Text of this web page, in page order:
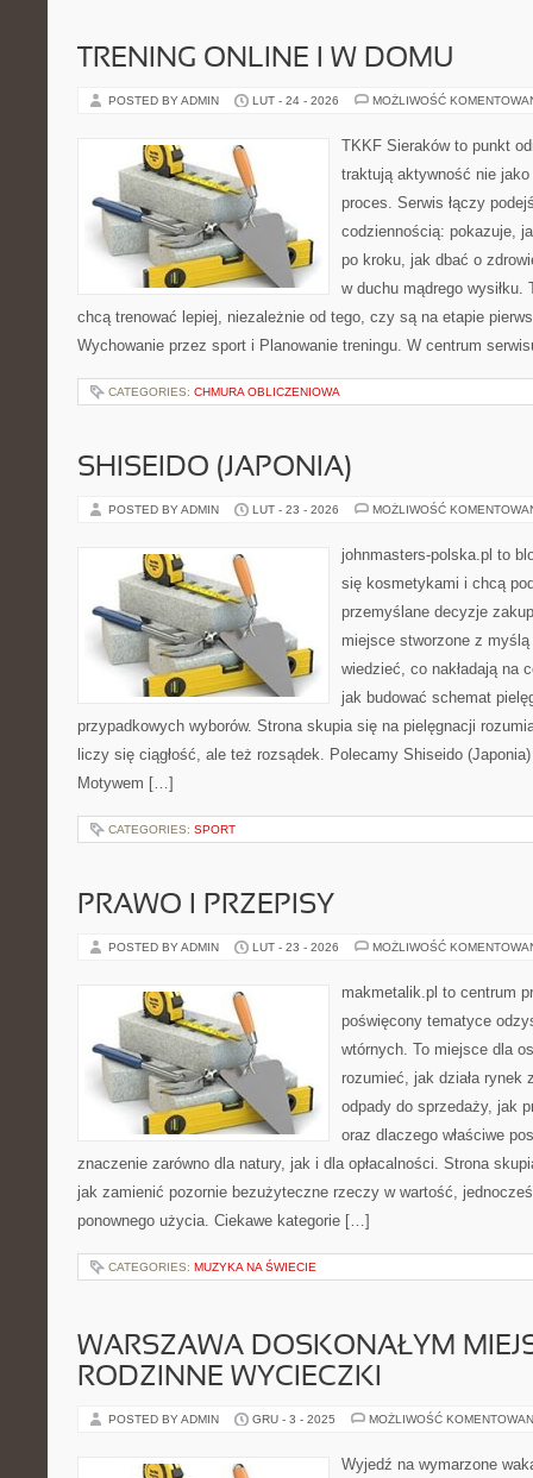
TRENING ONLINE I W DOMU
POSTED BY ADMIN LUT - 24 - 2026 MOŻLIWOŚĆ
TKKF Sieraków to punkt
traktują aktywność nie
proces. Serwis łączy
codziennością: pokazuje,
po kroku, jak dbać o
w duchu mądrego
chcą trenować lepiej, niezależnie od tego, czy są na etapie
Wychowanie przez sport i Planowanie treningu. W centrum
CATEGORIES: CHMURA OBLICZENIOWA
SHISEIDO (JAPONIA)
POSTED BY ADMIN LUT - 23 - 2026 MOŻLIWOŚĆ
johnmasters-polska.pl to
się kosmetykami i chcą
przemyślane decyzje
miejsce stworzone z
wiedzieć, co nakładają na
jak budować schemat
przypadkowych wyborów. Strona skupia się na pielęgnacji
liczy się ciągłość, ale też rozsądek. Polecamy Shiseido
Motywem […]
CATEGORIES: SPORT
PRAWO I PRZEPISY
POSTED BY ADMIN LUT - 23 - 2026 MOŻLIWOŚĆ
makmetalik.pl to centrum
poświęcony tematyce
wtórnych. To miejsce dla
rozumieć, jak działa rynek
odpady do sprzedaży, jak
oraz dlaczego właściwe
znaczenie zarówno dla natury, jak i dla opłacalności. Strona
jak zamienić pozornie bezużyteczne rzeczy w wartość,
ponownego użycia. Ciekawe kategorie […]
CATEGORIES: MUZYKA NA ŚWIECIE
WARSZAWA DOSKONAŁYM
RODZINNE WYCIECZKI
POSTED BY ADMIN GRU - 3 - 2025 MOŻLIWOŚĆ
Wyjedź na wymarzone